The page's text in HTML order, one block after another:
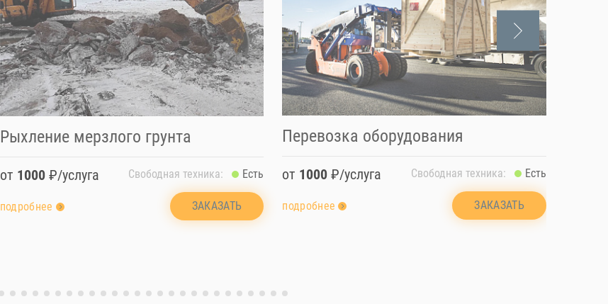
Рыхление мерзлого грунта
от 1000₽/услуга Свободная техника: Есть
подробнее ЗАКАЗАТЬ
Перевозка оборудования
от 1000 ₽/услуга Свободная техника: Есть
подробнее ЗАКАЗАТЬ